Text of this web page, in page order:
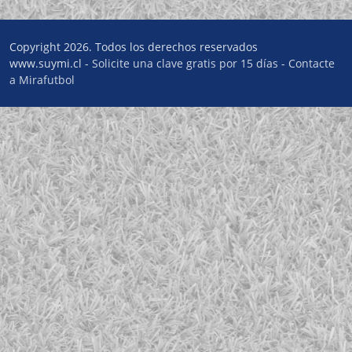
Copyright 2026. Todos los derechos reservados
www.suymi.cl - Solicite una clave gratis por 15 días - Contacte
a Mirafutbol